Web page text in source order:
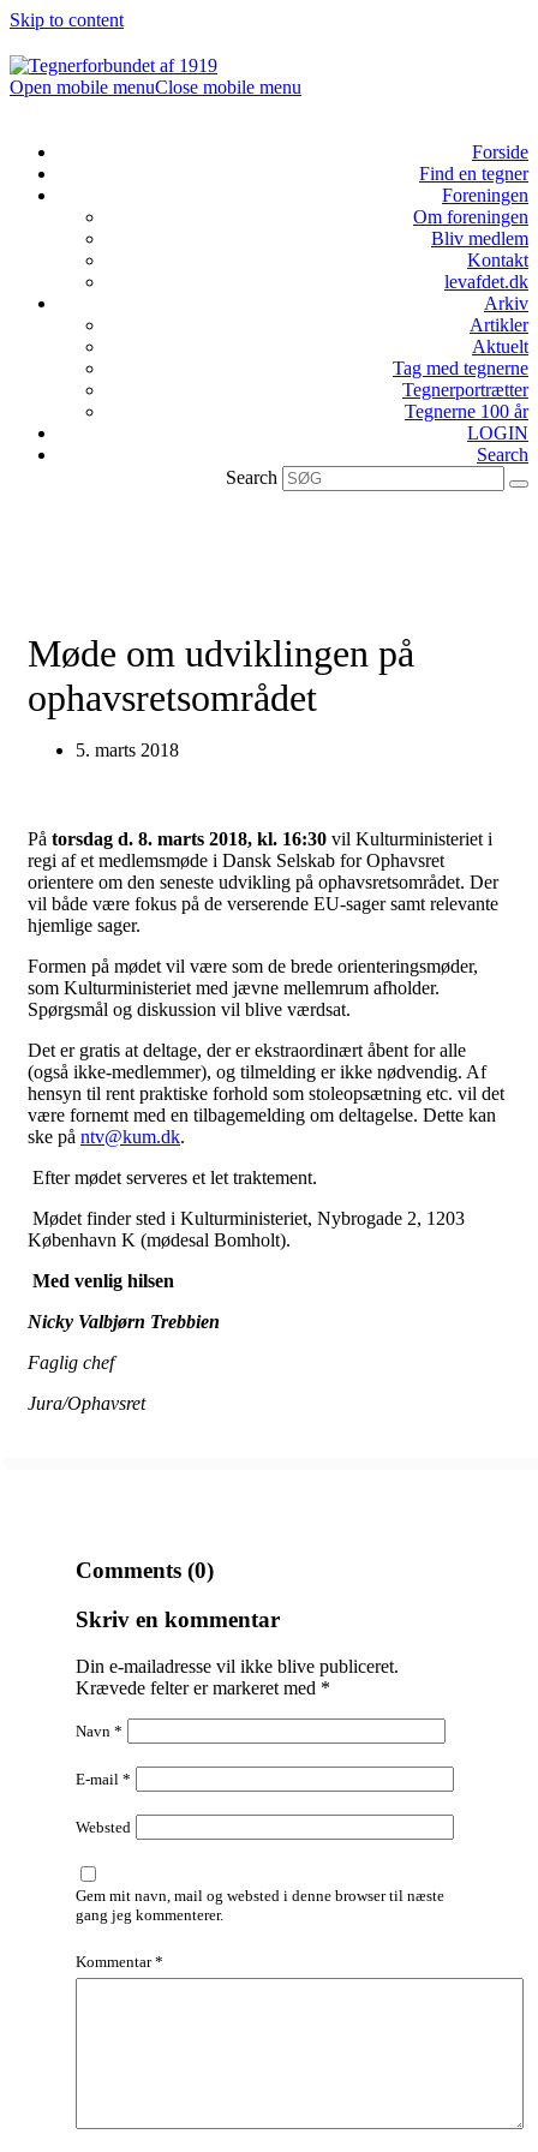
Skip to content
Open mobile menuClose mobile menu
Forside
Find en tegner
Foreningen
Om foreningen
Bliv medlem
Kontakt
levafdet.dk
Arkiv
Artikler
Aktuelt
Tag med tegnerne
Tegnerportrætter
Tegnerne 100 år
LOGIN
Search
Search
Møde om udviklingen på
ophavsretsområdet
5. marts 2018
På torsdag d. 8. marts 2018, kl. 16:30 vil Kulturministeriet i
regi af et medlemsmøde i Dansk Selskab for Ophavsret
orientere om den seneste udvikling på ophavsretsområdet. Der
vil både være fokus på de verserende EU-sager samt relevante
hjemlige sager.
Formen på mødet vil være som de brede orienteringsmøder,
som Kulturministeriet med jævne mellemrum afholder.
Spørgsmål og diskussion vil blive værdsat.
Det er gratis at deltage, der er ekstraordinært åbent for alle
(også ikke-medlemmer), og tilmelding er ikke nødvendig. Af
hensyn til rent praktiske forhold som stoleopsætning etc. vil det
være fornemt med en tilbagemelding om deltagelse. Dette kan
ske på ntv@kum.dk.
Efter mødet serveres et let traktement.
Mødet finder sted i Kulturministeriet, Nybrogade 2, 1203
København K (mødesal Bomholt).
Med venlig hilsen
Nicky Valbjørn Trebbien
Faglig chef
Jura/Ophavsret
Comments (0)
Skriv en kommentar
Din e-mailadresse vil ikke blive publiceret.
Krævede felter er markeret med *
Navn *
E-mail *
Websted
Gem mit navn, mail og websted i denne browser til næste
gang jeg kommenterer.
Kommentar*